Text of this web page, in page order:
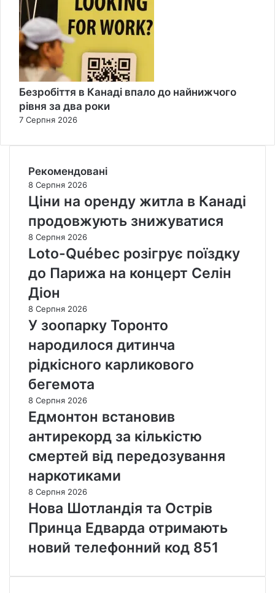
Безробіття в Канаді впало до найнижчого
рівня за два роки
7 Серпня 2026
Рекомендовані
8 Серпня 2026
Ціни на оренду житла в Канаді
продовжують знижуватися
8 Серпня 2026
Loto-Québec розігрує поїздку
до Парижа на концерт Селін
Діон
8 Серпня 2026
У зоопарку Торонто
народилося дитинча
рідкісного карликового
бегемота
8 Серпня 2026
Едмонтон встановив
антирекорд за кількістю
смертей від передозування
наркотиками
8 Серпня 2026
Нова Шотландія та Острів
Принца Едварда отримають
новий телефонний код 851